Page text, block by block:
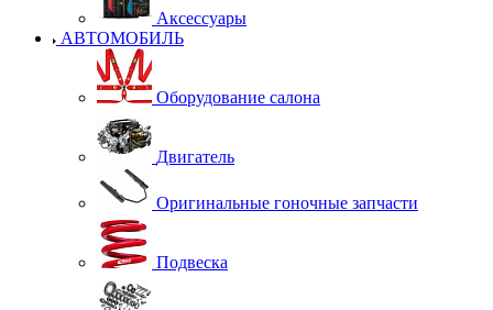
Аксессуары
АВТОМОБИЛЬ
Оборудование салона
Двигатель
Оригинальные гоночные запчасти
Подвеска